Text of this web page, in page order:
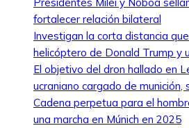
fortalecer relación bilateral
Investigan la corta distancia
helicóptero de Donald Trump y
El objetivo del dron hallado en
ucraniano cargado de munición,
Cadena perpetua para el
una marcha en Múnich en 2025